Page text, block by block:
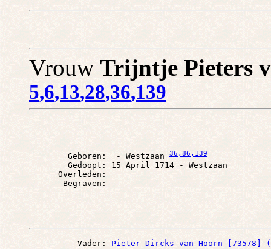
Vrouw Trijntje Pieters
5,6,13,28,36,139
        Geboren:  - Westzaan
36 ,86 ,139
        Gedoopt: 15 April 1714 - Westzaan
      Overleden:
          Vader:
Pieter Dircks van Hoorn [73578]